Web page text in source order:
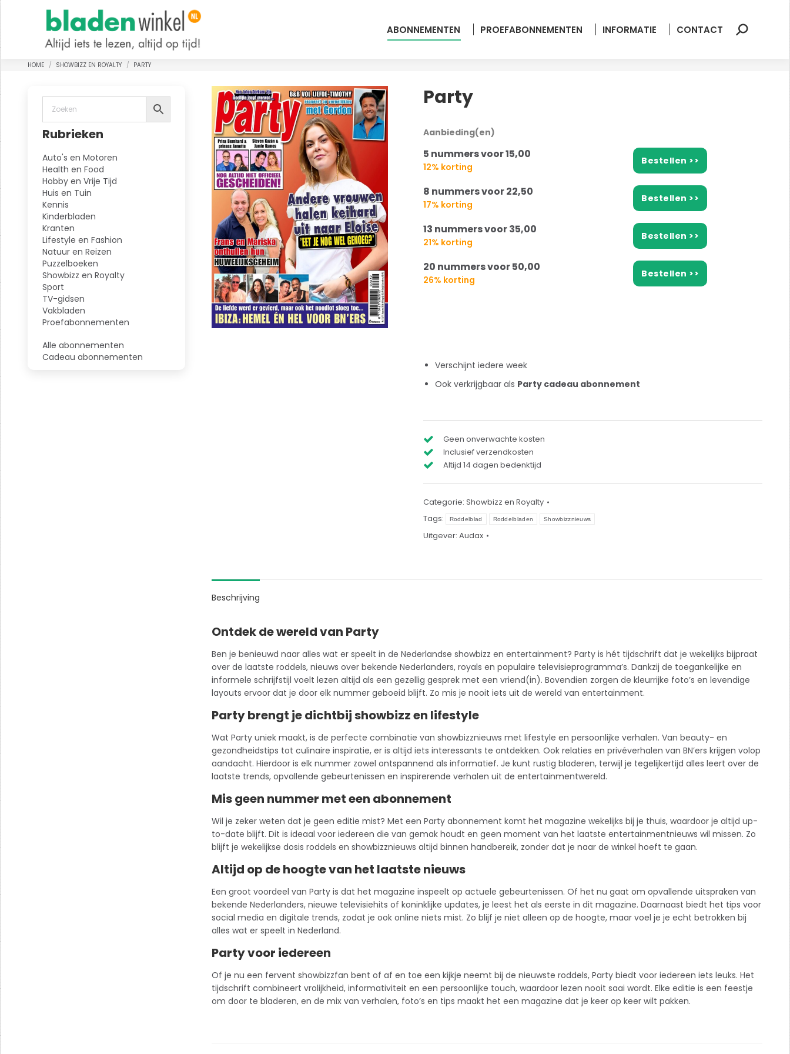
ABONNEMENTEN PROEFABONNEMENTEN INFORMATIE CONTACT Zoeken:
Je bent hier:
HOME SHOWBIZZ EN ROYALTY PARTY
Party
Aanbieding(en)
5 nummers voor 15,00
12% korting
Bestellen >>
8 nummers voor 22,50
17% korting
Bestellen >>
13 nummers voor 35,00
21% korting
Bestellen >>
20 nummers voor 50,00
26% korting
Bestellen >>
Verschijnt iedere week
Ook verkrijgbaar als Party cadeau abonnement
Geen onverwachte kosten
Inclusief verzendkosten
Altijd 14 dagen bedenktijd
Categorie: Showbizz en Royalty
Tags:
Roddelblad Roddelbladen Showbizznieuws
Uitgever: Audax
Beschrijving
Ontdek de wereld van Party
Ben je benieuwd naar alles wat er speelt in de Nederlandse showbizz en entertainment? Party is hét tijdschrift dat je wekelijks bijpraat
over de laatste roddels, nieuws over bekende Nederlanders, royals en populaire televisieprogramma’s. Dankzij de toegankelijke en
informele schrijfstijl voelt lezen altijd als een gezellig gesprek met een vriend(in). Bovendien zorgen de kleurrijke foto’s en levendige
layouts ervoor dat je door elk nummer geboeid blijft. Zo mis je nooit iets uit de wereld van entertainment.
Party brengt je dichtbij showbizz en lifestyle
Wat Party uniek maakt, is de perfecte combinatie van showbizznieuws met lifestyle en persoonlijke verhalen. Van beauty- en
gezondheidstips tot culinaire inspiratie, er is altijd iets interessants te ontdekken. Ook relaties en privéverhalen van BN’ers krijgen volop
aandacht. Hierdoor is elk nummer zowel ontspannend als informatief. Je kunt rustig bladeren, terwijl je tegelijkertijd alles leert over de
laatste trends, opvallende gebeurtenissen en inspirerende verhalen uit de entertainmentwereld.
Mis geen nummer met een abonnement
Wil je zeker weten dat je geen editie mist? Met een Party abonnement komt het magazine wekelijks bij je thuis, waardoor je altijd up-
to-date blijft. Dit is ideaal voor iedereen die van gemak houdt en geen moment van het laatste entertainmentnieuws wil missen. Zo
blijft je wekelijkse dosis roddels en showbizznieuws altijd binnen handbereik, zonder dat je naar de winkel hoeft te gaan.
Altijd op de hoogte van het laatste nieuws
Een groot voordeel van Party is dat het magazine inspeelt op actuele gebeurtenissen. Of het nu gaat om opvallende uitspraken van
bekende Nederlanders, nieuwe televisiehits of koninklijke updates, je leest het als eerste in dit magazine. Daarnaast biedt het tips voor
social media en digitale trends, zodat je ook online niets mist. Zo blijf je niet alleen op de hoogte, maar voel je je echt betrokken bij
alles wat er speelt in Nederland.
Party voor iedereen
Of je nu een fervent showbizzfan bent of af en toe een kijkje neemt bij de nieuwste roddels, Party biedt voor iedereen iets leuks. Het
tijdschrift combineert vrolijkheid, informativiteit en een persoonlijke touch, waardoor lezen nooit saai wordt. Elke editie is een feestje
om door te bladeren, en de mix van verhalen, foto’s en tips maakt het een magazine dat je keer op keer wilt pakken.
Rubrieken
Auto's en Motoren
Health en Food
Hobby en Vrije Tijd
Huis en Tuin
Kennis
Kinderbladen
Kranten
Lifestyle en Fashion
Natuur en Reizen
Puzzelboeken
Showbizz en Royalty
Sport
TV-gidsen
Vakbladen
Proefabonnementen
Alle abonnementen
Cadeau abonnementen